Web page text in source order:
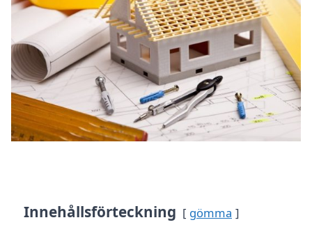
Innehållsförteckning gömma